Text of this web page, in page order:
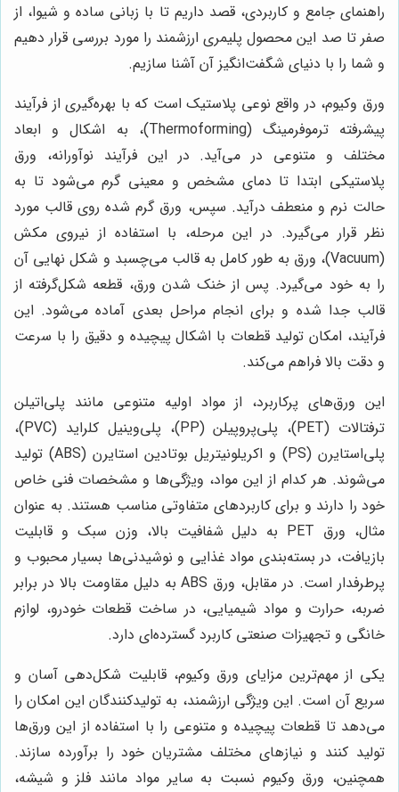
راهنمای جامع و کاربردی، قصد داریم تا با زبانی ساده و شیوا، از
صفر تا صد این محصول پلیمری ارزشمند را مورد بررسی قرار دهیم
و شما را با دنیای شگفت‌انگیز آن آشنا سازیم.
ورق وکیوم، در واقع نوعی پلاستیک است که با بهره‌گیری از فرآیند
پیشرفته ترموفرمینگ (Thermoforming)، به اشکال و ابعاد
مختلف و متنوعی در می‌آید. در این فرآیند نوآورانه، ورق
پلاستیکی ابتدا تا دمای مشخص و معینی گرم می‌شود تا به
حالت نرم و منعطف درآید. سپس، ورق گرم شده روی قالب مورد
نظر قرار می‌گیرد. در این مرحله، با استفاده از نیروی مکش
(Vacuum)، ورق به طور کامل به قالب می‌چسبد و شکل نهایی آن
را به خود می‌گیرد. پس از خنک شدن ورق، قطعه شکل‌گرفته از
قالب جدا شده و برای انجام مراحل بعدی آماده می‌شود. این
فرآیند، امکان تولید قطعات با اشکال پیچیده و دقیق را با سرعت
و دقت بالا فراهم می‌کند.
این ورق‌های پرکاربرد، از مواد اولیه متنوعی مانند پلی‌اتیلن
ترفتالات (PET)، پلی‌پروپیلن (PP)، پلی‌وینیل کلراید (PVC)،
پلی‌استایرن (PS) و اکریلونیتریل بوتادین استایرن (ABS) تولید
می‌شوند. هر کدام از این مواد، ویژگی‌ها و مشخصات فنی خاص
خود را دارند و برای کاربردهای متفاوتی مناسب هستند. به عنوان
مثال، ورق PET به دلیل شفافیت بالا، وزن سبک و قابلیت
بازیافت، در بسته‌بندی مواد غذایی و نوشیدنی‌ها بسیار محبوب و
پرطرفدار است. در مقابل، ورق ABS به دلیل مقاومت بالا در برابر
ضربه، حرارت و مواد شیمیایی، در ساخت قطعات خودرو، لوازم
خانگی و تجهیزات صنعتی کاربرد گسترده‌ای دارد.
یکی از مهم‌ترین مزایای ورق وکیوم، قابلیت شکل‌دهی آسان و
سریع آن است. این ویژگی ارزشمند، به تولیدکنندگان این امکان را
می‌دهد تا قطعات پیچیده و متنوعی را با استفاده از این ورق‌ها
تولید کنند و نیازهای مختلف مشتریان خود را برآورده سازند.
همچنین، ورق وکیوم نسبت به سایر مواد مانند فلز و شیشه،